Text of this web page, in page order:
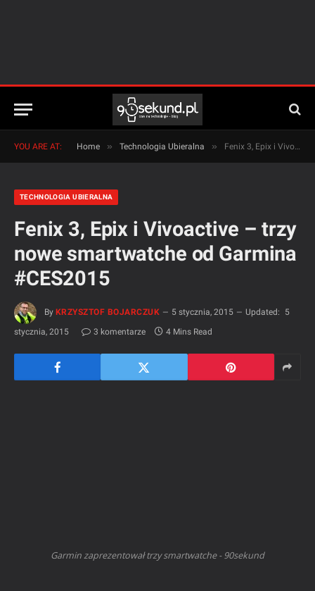
YOU ARE AT: Home » Technologia Ubieralna » Fenix 3, Epix i Vivoactive – trzy nowe smartwatche od Garmina #CES2015
TECHNOLOGIA UBIERALNA
Fenix 3, Epix i Vivoactive – trzy
nowe smartwatche od Garmina
#CES2015
By KRZYSZTOF BOJARCZUK 5 stycznia, 2015 Updated:
5
stycznia, 2015
3 komentarze 4 Mins Read
Garmin zaprezentował trzy smartwatche - 90sekund